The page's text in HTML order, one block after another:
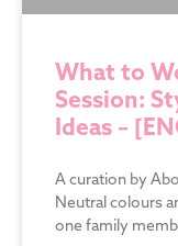
What to
Session:
Ideas –
A curation by
Neutral colours
one family